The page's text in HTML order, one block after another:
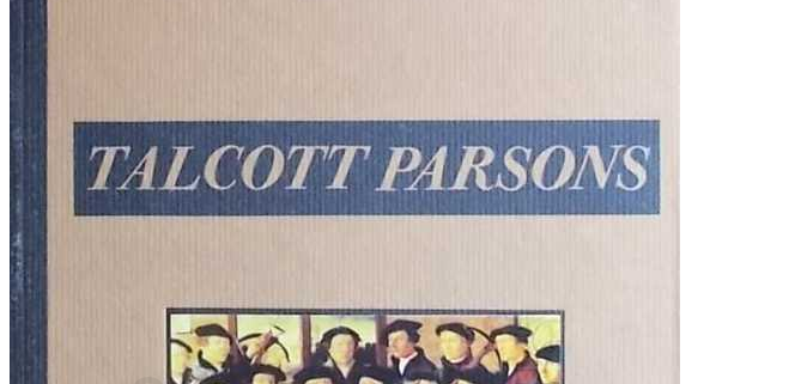
TEHNIČKE ZNANOSTI
TEORIJA I POVIJEST KNJIŽEVNOSTI
VEDUTE
ZAGREB
ZEMLJOVIDI
Otkup knjiga